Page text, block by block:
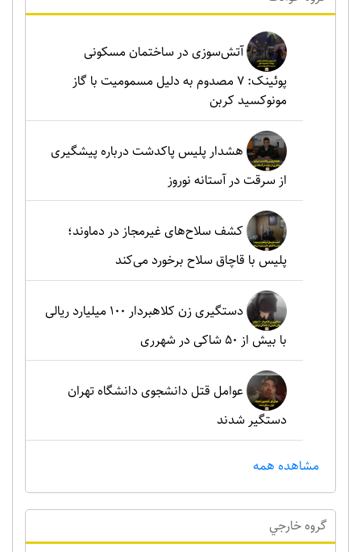
آتش‌سوزی در ساختمان مسکونی
پوئینک: 7 مصدوم به دلیل مسمومیت با گاز
مونوکسید کربن
هشدار پلیس پاکدشت درباره پیشگیری
از سرقت در آستانه نوروز
کشف سلاح‌های غیرمجاز در دماوند؛
پلیس با قاچاق سلاح برخورد می‌کند
دستگیری زن کلاهبردار ۱۰۰ میلیارد ریالی
با بیش از ۵۰ شاکی در شهرری
عوامل قتل دانشجوی دانشگاه تهران
دستگیر شدند
مشاهده همه
گروه خارجي